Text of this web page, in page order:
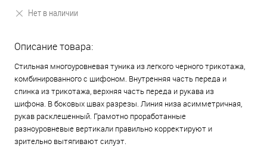
Нет в наличии
Описание товара:
Стильная многоуровневая туника из легкого черного трикотажа,
комбинированного с шифоном. Внутренняя часть переда и
спинка из трикотажа, верхняя часть переда и рукава из
шифона. В боковых швах разрезы. Линия низа асимметричная,
рукав расклешенный. Грамотно проработанные
разноуровневые вертикали правильно корректируют и
зрительно вытягивают силуэт.